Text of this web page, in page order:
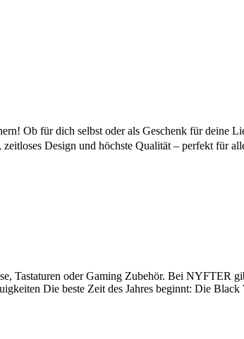
Ob für dich selbst oder als Geschenk für
Design und höchste Qualität – perfekt für
oder Gaming Zubehör. Bei NYFTER
Die beste Zeit des Jahres beginnt: Die